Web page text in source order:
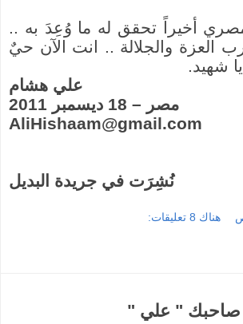
أخيراً تحقق له ما وُعِدَ به ..
العزة والجلالة .. انت الآن حيٌ
شهيد.
علي هشام
مصر – 18 ديسمبر 2011
AliHishaam@gmail.com
نُشِرَت في جريدة البديل
هناك 8 تعليقات:
صاحبك " علي "